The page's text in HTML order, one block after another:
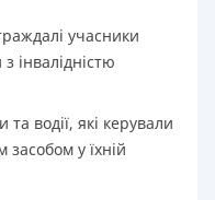
учасники
інвалідністю
та водії, які керували
у їхній